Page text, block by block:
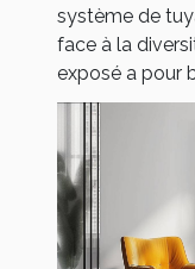
système de
face à la
exposé a pour